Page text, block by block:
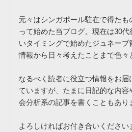
元々はシンガポール駐在で得たも
って始めた当ブログ。現在は30
いタイミングで始めたジュネー
情報から日々考えたことまで色々
なるべく読者に役立つ情報をお届
ていますが、たまに日記的な内容
会分析系の記事を書くこともあり
よろしければお付き合いください